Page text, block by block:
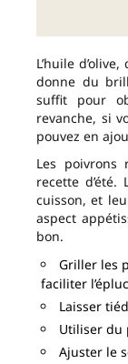
L’huile
donne du
suffit pour
revanche, si
pouvez en
Les poivrons
recette
cuisson, et
aspect
bon.
Griller les
faciliter
Laisser
Utiliser du
Ajuster le